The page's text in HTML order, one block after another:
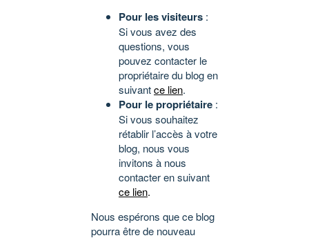
Pour les visiteurs :
Si vous avez des
questions, vous
pouvez contacter le
propriétaire du blog en
suivantce lien.
Pour le propriétaire :
Si vous souhaitez
rétablir l’accès à votre
blog, nous vous
invitons à nous
contacter en suivant
ce lien.
Nous espérons que ce blog
pourra être de nouveau